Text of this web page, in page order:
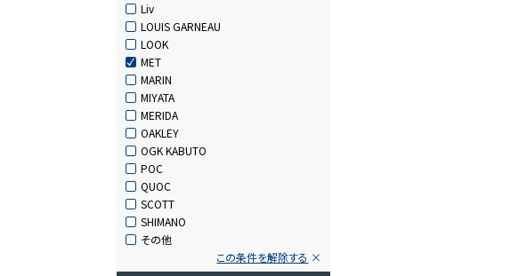
Liv
LOUIS GARNEAU
LOOK
MET
MARIN
MIYATA
MERIDA
OAKLEY
OGK KABUTO
POC
QUOC
SCOTT
SHIMANO
その他
この条件を解除する